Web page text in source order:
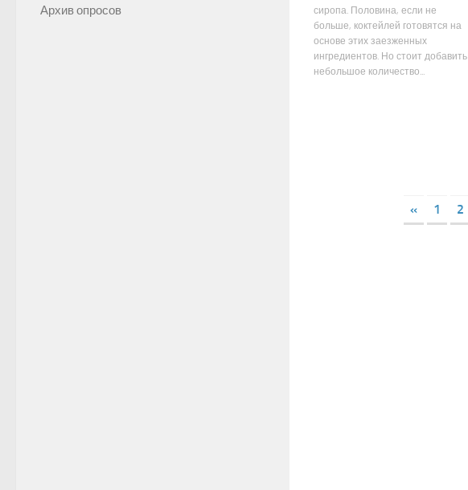
сиропа. Половина, если не
больше, коктейлей готовятся на
основе этих заезженных
ингредиентов. Но стоит добавить
небольшое количество...
« 1 2
Архив опросов